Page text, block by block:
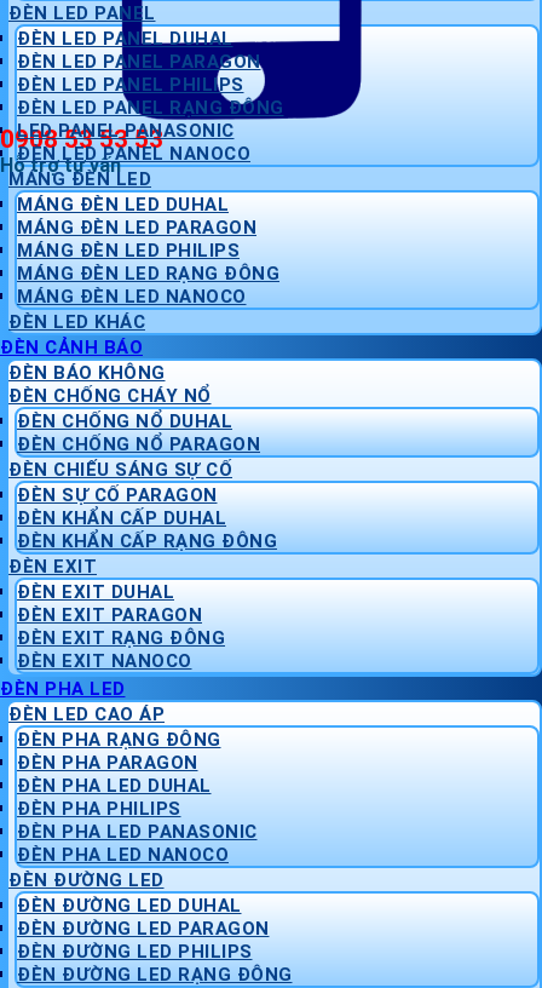
0908 53 53 53
Hỗ trợ tư vấn
ĐÈN LED PANEL
ĐÈN LED PANEL DUHAL
ĐÈN LED PANEL PARAGON
ĐÈN LED PANEL PHILIPS
ĐÈN LED PANEL RẠNG ĐÔNG
LED PANEL PANASONIC
ĐÈN LED PANEL NANOCO
MÁNG ĐÈN LED
MÁNG ĐÈN LED DUHAL
MÁNG ĐÈN LED PARAGON
MÁNG ĐÈN LED PHILIPS
MÁNG ĐÈN LED RẠNG ĐÔNG
MÁNG ĐÈN LED NANOCO
ĐÈN LED KHÁC
ĐÈN CẢNH BÁO
ĐÈN BÁO KHÔNG
ĐÈN CHỐNG CHÁY NỔ
ĐÈN CHỐNG NỔ DUHAL
ĐÈN CHỐNG NỔ PARAGON
ĐÈN CHIẾU SÁNG SỰ CỐ
ĐÈN SỰ CỐ PARAGON
ĐÈN KHẨN CẤP DUHAL
ĐÈN KHẨN CẤP RẠNG ĐÔNG
ĐÈN EXIT
ĐÈN EXIT DUHAL
ĐÈN EXIT PARAGON
ĐÈN EXIT RẠNG ĐÔNG
ĐÈN EXIT NANOCO
ĐÈN PHA LED
ĐÈN LED CAO ÁP
ĐÈN PHA RẠNG ĐÔNG
ĐÈN PHA PARAGON
ĐÈN PHA LED DUHAL
ĐÈN PHA PHILIPS
ĐÈN PHA LED PANASONIC
ĐÈN PHA LED NANOCO
ĐÈN ĐƯỜNG LED
ĐÈN ĐƯỜNG LED DUHAL
ĐÈN ĐƯỜNG LED PARAGON
ĐÈN ĐƯỜNG LED PHILIPS
ĐÈN ĐƯỜNG LED RẠNG ĐÔNG